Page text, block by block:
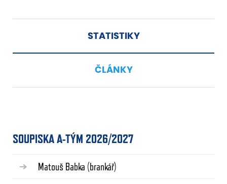
STATISTIKY
ČLÁNKY
SOUPISKA A-TÝM 2026/2027
Matouš Babka (brankář)